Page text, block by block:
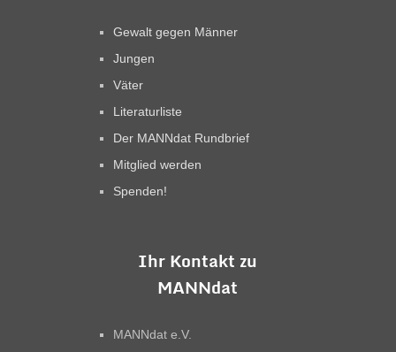
Gewalt gegen Männer
Jungen
Väter
Literaturliste
Der MANNdat Rundbrief
Mitglied werden
Spenden!
Ihr Kontakt zu
MANNdat
MANNdat e.V.